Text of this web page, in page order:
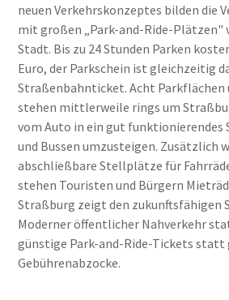
neuen Verkehrskonzeptes bilden die
mit großen „Park-and-Ride-Plätzen"
Stadt. Bis zu 24 Stunden Parken
Euro, der Parkschein ist gleichzeitig
Straßenbahnticket. Acht Parkflächen
stehen mittlerweile rings um
vom Auto in ein gut funktionierendes
und Bussen umzusteigen. Zusätzlich
abschließbare Stellplätze für
stehen Touristen und Bürgern
Straßburg zeigt den zukunftsfähigen
Moderner öffentlicher Nahverkehr
günstige Park-and-Ride-Tickets
Gebührenabzocke.